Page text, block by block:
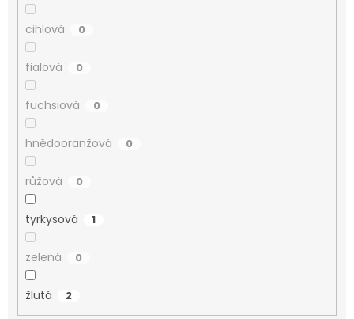
cihlová 0
fialová 0
fuchsiová 0
hnědooranžová 0
růžová 0
tyrkysová 1
zelená 0
žlutá 2